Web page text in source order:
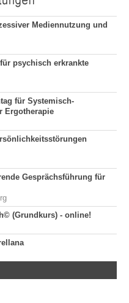
Mediennutzung und
psychisch erkrankte
für Systemisch-
Ergotherapie
Gesprächsführung für
(Grundkurs) - online!